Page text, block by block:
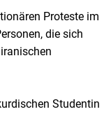
Proteste im
die sich
Studentin